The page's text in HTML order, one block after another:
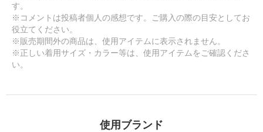
す。
※コメントは投稿者個人の感想です。ご購入の際の目安としてお
役立てください。
※販売期間外の商品は、使用アイテムに表示されません。
※正しい着用サイズ・カラー等は、使用アイテムをご確認くださ
い。
使用ブランド